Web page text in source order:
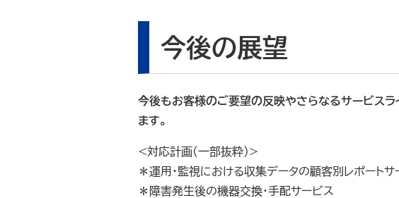
今後の展望
今後もお客様のご要望の反映やさらなるサービスラ
ます。
<対応計画(一部抜粋）>
＊運用・監視における収集データの顧客別レポートサ
＊障害発生後の機器交換・手配サービス